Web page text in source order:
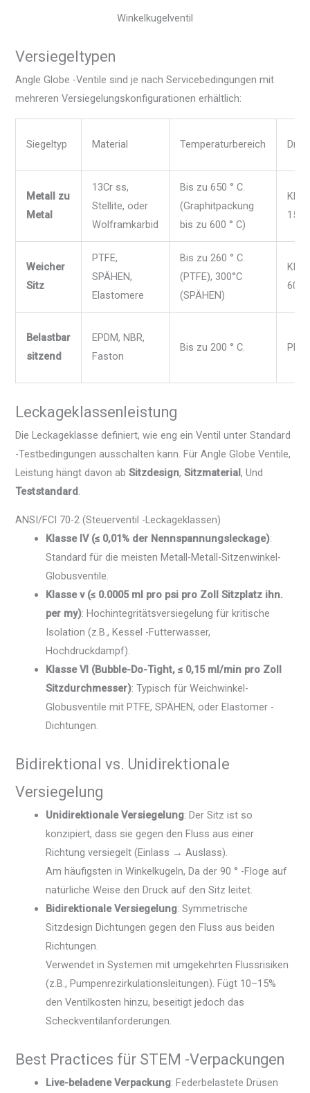
Winkelkugelventil
Versiegeltypen
Angle Globe -Ventile sind je nach Servicebedingungen mit
mehreren Versiegelungskonfigurationen erhältlich:
Siegeltyp Material Temperaturbereich
Metall zu
Metal
13Cr ss,
Stellite, oder
Wolframkarbid
Bis zu 650 ° C.
(Graphitpackung
bis zu 600 ° C)
Weicher
Sitz
PTFE,
SPÄHEN,
Elastomere
Bis zu 260 ° C.
(PTFE), 300°C
(SPÄHEN)
600
Belastbar
sitzend
EPDM, NBR,
Faston
Bis zu 200 ° C.
Leckageklassenleistung
Die Leckageklasse definiert, wie eng ein Ventil unter Standard
-Testbedingungen ausschalten kann. Für Angle Globe Ventile,
Leistung hängt davon abSitzdesign,Sitzmaterial, Und
Teststandard.
ANSI/FCI 70-2 (Steuerventil -Leckageklassen)
Klasse IV (≤ 0,01% der Nennspannungsleckage):
Standard für die meisten Metall-Metall-Sitzenwinkel-
Globusventile.
Klasse v (≤ 0.0005 ml pro psi pro Zoll Sitzplatz ihn.
per my): Hochintegritätsversiegelung für kritische
Isolation (z.B., Kessel -Futterwasser,
Hochdruckdampf).
Klasse VI (Bubble-Do-Tight, ≤ 0,15 ml/min pro Zoll
Sitzdurchmesser): Typisch für Weichwinkel-
Globusventile mit PTFE, SPÄHEN, oder Elastomer -
Dichtungen.
Bidirektional vs. Unidirektionale
Versiegelung
Unidirektionale Versiegelung: Der Sitz ist so
konzipiert, dass sie gegen den Fluss aus einer
Richtung versiegelt (Einlass → Auslass).
Am häufigsten in Winkelkugeln, Da der 90 ° -Floge auf
natürliche Weise den Druck auf den Sitz leitet.
Bidirektionale Versiegelung: Symmetrische
Sitzdesign Dichtungen gegen den Fluss aus beiden
Richtungen.
Verwendet in Systemen mit umgekehrten Flussrisiken
(z.B., Pumpenrezirkulationsleitungen). Fügt 10–15%
den Ventilkosten hinzu, beseitigt jedoch das
Scheckventilanforderungen.
Best Practices für STEM -Verpackungen
Live-beladene Verpackung: Federbelastete Drüsen